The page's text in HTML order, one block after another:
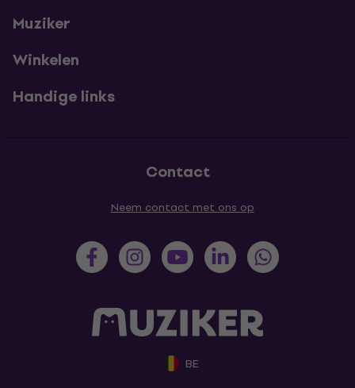
Muziker
Winkelen
Handige links
Contact
Neem contact met ons op
BE